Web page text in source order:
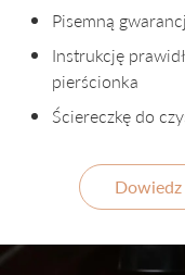
Pisemną
Instrukcję
pierścionka
Ściereczkę do